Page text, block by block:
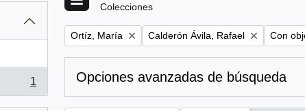
1
Colecciones
Remove filter:
Ortíz, María Remove filter:
Calderón Ávila, Rafael Con
Opciones avanzadas de búsqueda